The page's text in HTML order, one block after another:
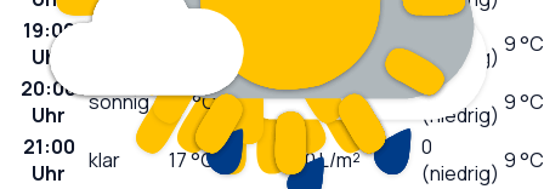
19:00
Uhr
(niedrig) 9 °C
20:00
Uhr
sonnig 19°C 0,0L/m²
0
(niedrig) 9 °C
21:00
Uhr
klar 17°C 0,0L/m²
0
(niedrig) 9 °C